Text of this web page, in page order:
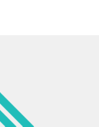
چسبندگی دوطرفه:
کیفیت : تولید شده از